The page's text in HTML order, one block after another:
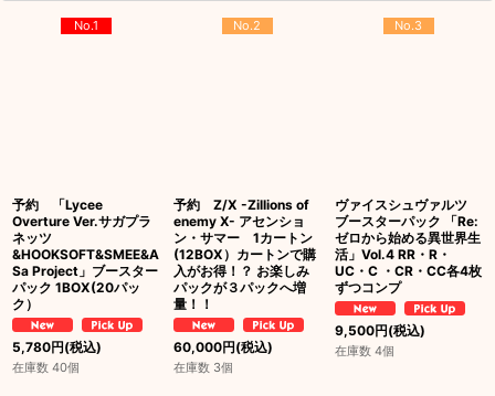
No.1
予約 「Lycee
Overture Ver.サガプラ
ネッツ
&HOOKSOFT&SMEE&A
Sa Project」ブースター
パック 1BOX(20パッ
ク）
5,780円(税込)
在庫数 40個
No.2
予約 Z/X -Zillions of
enemy X- アセンショ
ン・サマー 1カートン
(12BOX）カートンで購
入がお得！？ お楽しみ
パックが３パックへ増
量！！
60,000円(税込)
在庫数 3個
No.3
ヴァイスシュヴァルツ
ブースターパック 「Re:
ゼロから始める異世界生
活」Vol.4 RR・R・
UC・C ・CR・CC各4枚
ずつコンプ
9,500円(税込)
在庫数 4個